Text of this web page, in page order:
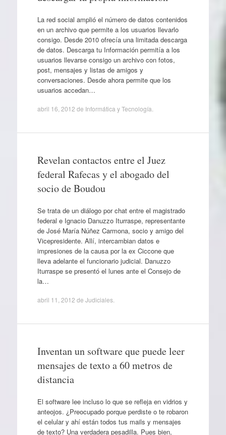
La red social amplió el número de datos contenidos
en un archivo que permite a los usuarios llevarlo
consigo. Desde 2010 ofrecía una limitada descarga
de datos. Descarga tu Información permitía a los
usuarios llevarse consigo un archivo con fotos,
post, mensajes y listas de amigos y
conversaciones. Desde ahora permite que los
usuarios accedan…
abril 16, 2012 de Informática y Tecnología
Revelan contactos entre el Juez
federal Rafecas y el abogado del
socio de Boudou
Se trata de un diálogo por chat entre el magistrado
federal e Ignacio Danuzzo Iturraspe, representante
de José María Núñez Carmona, socio y amigo del
Vicepresidente. Allí, intercambian datos e
impresiones de la causa por la ex Ciccone que
lleva adelante el funcionario judicial. Danuzzo
Iturraspe se presentó el lunes ante el Consejo de
la…
abril 11, 2012 de Judiciales.
Inventan un software que puede leer
mensajes de texto a 60 metros de
distancia
El software lee incluso lo que se refleja en vidrios y
anteojos. ¿Preocupado porque perdiste o te robaron
el celular y ahí están todos tus mails y mensajes
de texto? Una verdadera pesadilla. Pues bien,